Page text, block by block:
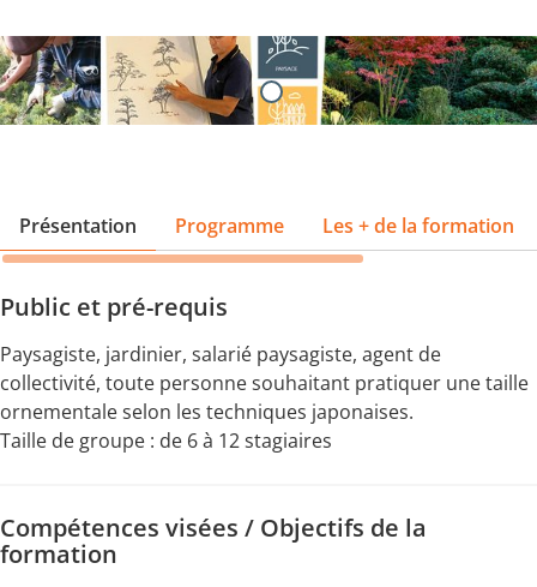
Présentation Programme Les + de la formation
Public et pré-requis
Paysagiste, jardinier, salarié paysagiste, agent de
collectivité, toute personne souhaitant pratiquer une taille
ornementale selon les techniques japonaises.
Taille de groupe : de 6 à 12 stagiaires
Compétences visées / Objectifs de la
formation